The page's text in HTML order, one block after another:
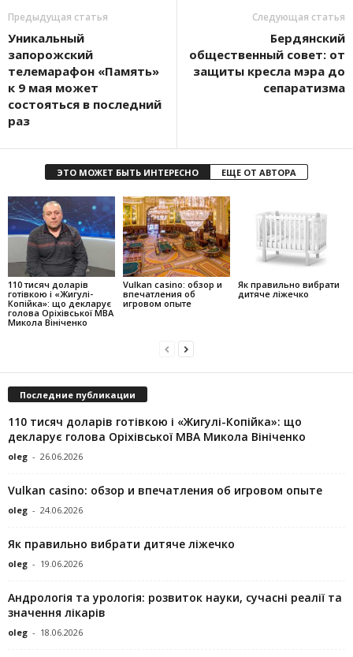
Предыдущая статья
Уникальный
запорожский
телемарафон «Память»
к 9 мая может
состояться в последний
раз
Следующая статья
Бердянский
общественный совет: от
защиты кресла мэра до
сепаратизма
ЭТО МОЖЕТ БЫТЬ ИНТЕРЕСНО ЕЩЕ ОТ АВТОРА
110 тисяч доларів
готівкою і «Жигулі-
Копійка»: що декларує
голова Оріхівської МВА
Микола Вініченко
Vulkan casino: обзор и
впечатления об
игровом опыте
Як правильно вибрати
дитяче ліжечко
Последние публикации
110 тисяч доларів готівкою і «Жигулі-Копійка»: що
декларує голова Оріхівської МВА Микола Вініченко
oleg - 26.06.2026
Vulkan casino: обзор и впечатления об игровом опыте
oleg - 24.06.2026
Як правильно вибрати дитяче ліжечко
oleg - 19.06.2026
Андрологія та урологія: розвиток науки, сучасні реалії та
значення лікарів
oleg - 18.06.2026